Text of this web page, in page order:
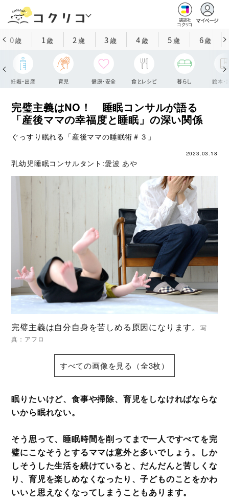
講談社
コクリコ
マイページ
0歳 1歳 2 歳 3歳 4歳 5歳 6歳
妊娠・出産 育児 健康・安全 食とレシピ 暮らし 絵本・
完璧主義はNO！ 睡眠コンサルが語る
「産後ママの幸福度と睡眠」の深い関係
ぐっすり眠れる「産後ママの睡眠術＃３」
2023.03.18
乳幼児睡眠コンサルタント:愛波 あや
完璧主義は自分自身を苦しめる原因になります。写
真：アフロ
すべての画像を見る（全3枚）
眠りたいけど、食事や掃除、育児をしなければならな
いから眠れない。
そう思って、睡眠時間を削ってまで一人ですべてを完
璧にこなそうとするママは意外と多いでしょう。しか
しそうした生活を続けていると、だんだんと苦しくな
り、育児を楽しめなくなったり、子どものことをかわ
いいと思えなくなってしまうこともあります。